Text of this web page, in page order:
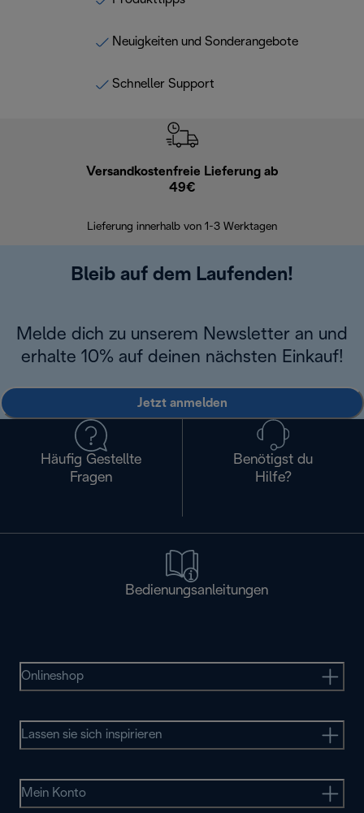
Neuigkeiten und Sonderangebote
Schneller Support
Versandkostenfreie Lieferung ab
49€
Lieferung innerhalb von 1-3 Werktagen
Bleib auf dem Laufenden!
Melde dich zu unserem Newsletter an und
erhalte 10% auf deinen nächsten Einkauf!
Jetzt anmelden
Häufig Gestellte
Fragen
Benötigst du
Hilfe?
Bedienungsanleitungen
Onlineshop
Lassen sie sich inspirieren
Mein Konto